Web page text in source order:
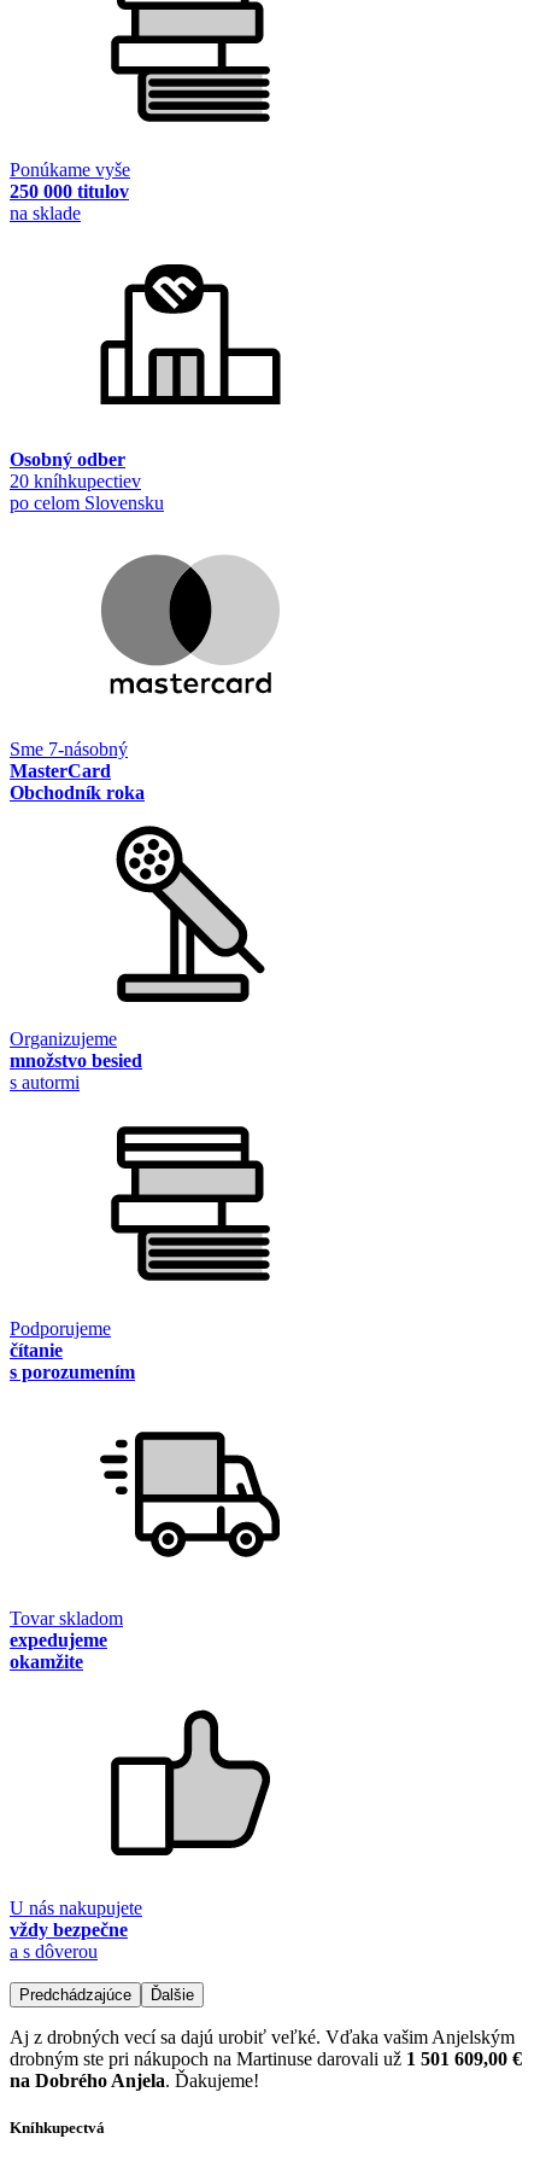
Ponúkame vyše
250 000 titulov
na sklade
Osobný odber
20 kníhkupectiev
po celom Slovensku
Sme 7-násobný
MasterCard
Obchodník roka
Organizujeme
množstvo besied
s autormi
Podporujeme
čítanie
s porozumením
Tovar skladom
expedujeme
okamžite
U nás nakupujete
vždy bezpečne
a s dôverou
Predchádzajúce Ďalšie
Aj z drobných vecí sa dajú urobiť veľké. Vďaka vašim Anjelským
drobným ste pri nákupoch na Martinuse darovali už 1 501 609,00 €
na Dobrého Anjela. Ďakujeme!
Kníhkupectvá